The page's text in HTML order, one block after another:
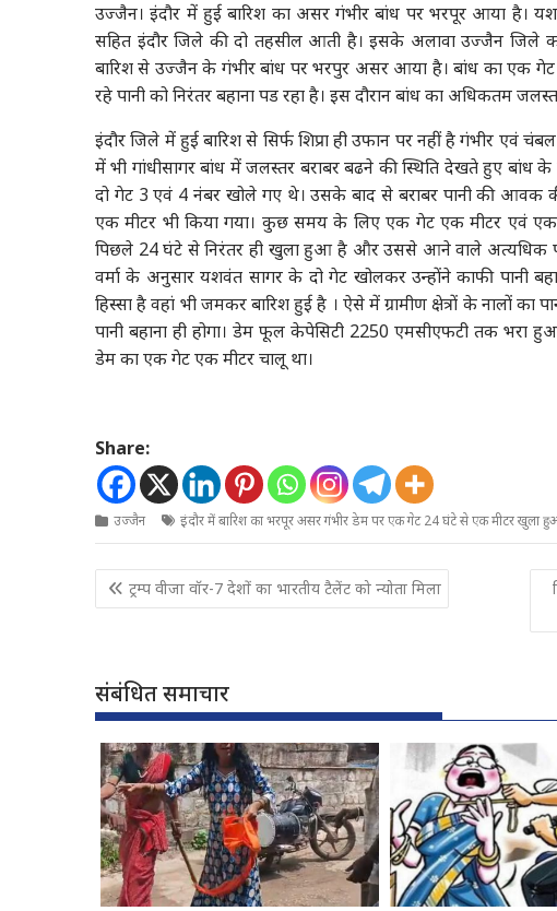
उज्जैन। इंदौर में हुई बारिश का असर गंभीर बांध पर भरपूर आया है।
सहित इंदौर जिले की दो तहसील आती है। इसके अलावा उज्जैन जिले
बारिश से उज्जैन के गंभीर बांध पर भरपुर असर आया है। बांध का
रहे पानी को निरंतर बहाना पड रहा है। इस दौरान बांध का अधिकतम
इंदौर जिले में हुई बारिश से सिर्फ शिप्रा ही उफान पर नहीं है गंभीर
में भी गांधीसागर बांध में जलस्तर बराबर बढने की स्थिति देखते हुए बांध
दो गेट 3 एवं 4 नंबर खोले गए थे। उसके बाद से बराबर पानी की आवक
एक मीटर भी किया गया। कुछ समय के लिए एक गेट एक मीटर एवं
पिछले 24 घंटे से निरंतर ही खुला हुआ है और उससे आने वाले अत्यधिक
वर्मा के अनुसार यशवंत सागर के दो गेट खोलकर उन्होंने काफी पानी
हिस्सा है वहां भी जमकर बारिश हुई है । ऐसे में ग्रामीण क्षेत्रों के नालों
पानी बहाना ही होगा। डेम फूल केपेसिटी 2250 एमसीएफटी तक भरा
डेम का एक गेट एक मीटर चालू था।
Share:
उज्जैन इंदौर में बारिश का भरपूर असर गंभीर डेम पर एक गेट 24 घंटे से एक मीटर खुला
Post
navigation
ट्रम्प वीजा वॉर-7 देशों का भारतीय टैलेंट को न्योता मिला
संबंधित समाचार